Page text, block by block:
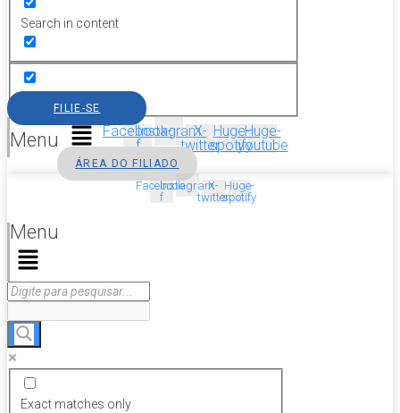
Search in content
Menu
FILIE-SE
Facebook-
f
InstagramX-
twitter
Huge-
spotify
Huge-
youtube
ÁREA DO FILIADO
Facebook-
f
InstagramX-
twitter
Huge-
spotify
Menu
Exact matches only